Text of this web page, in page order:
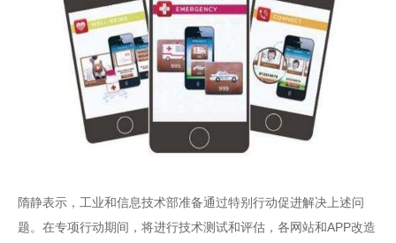
隋静表示，工业和信息技术部准备通过特别行动促进解决上述问
题。在专项行动期间，将进行技术测试和评估，各网站和APP改造